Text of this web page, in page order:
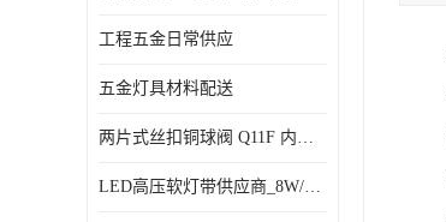
工程五金日常供应
五金灯具材料配送
两片式丝扣铜球阀 Q11F 内螺纹铜球阀
LED高压软灯带供应商_8W/米客厅吊顶暗槽